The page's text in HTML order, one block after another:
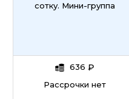
сотку. Мини-группа
636 ₽
Рассрочки нет